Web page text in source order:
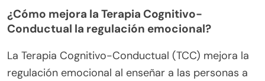
¿Cómo mejora la Terapia Cognitivo-
Conductual la regulación emocional?
La Terapia Cognitivo-Conductual (TCC) mejora la
regulación emocional al enseñar a las personas a